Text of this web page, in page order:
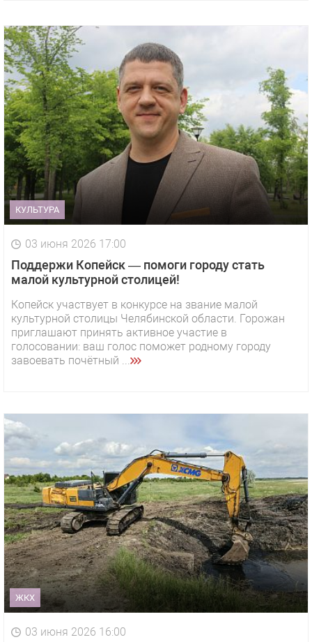
КУЛЬТУРА
03 июня 2026 17:00
Поддержи Копейск — помоги городу стать
малой культурной столицей!
Копейск участвует в конкурсе на звание малой
культурной столицы Челябинской области. Горожан
приглашают принять активное участие в
голосовании: ваш голос поможет родному городу
завоевать почётный ...
ЖКХ
03 июня 2026 16:00